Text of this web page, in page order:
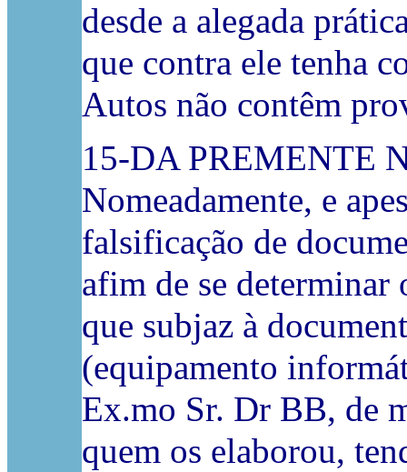
desde a alegada
que contra ele tenha
Autos não contêm
15-DA PREMENTE
Nomeadamente, e
falsificação de
afim de se determinar
que subjaz à
(equipamento
Ex.mo Sr. Dr BB, de
quem os elaborou,